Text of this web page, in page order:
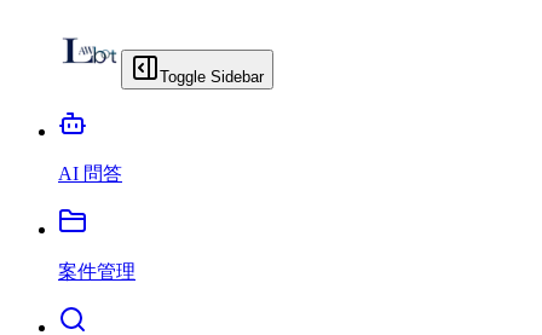
Toggle Sidebar
AI 問答
案件管理